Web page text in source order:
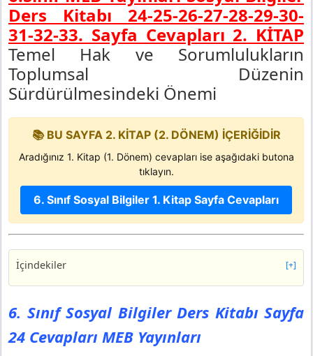
Ders Kitabı 24-25-26-27-28-29-30-
31-32-33. Sayfa Cevapları 2. KİTAP
Temel Hak ve Sorumlulukların
Toplumsal Düzenin
Sürdürülmesindeki Önemi
📚 BU SAYFA 2. KİTAP (2. DÖNEM) İÇERİĞİDİR
Aradığınız 1. Kitap (1. Dönem) cevapları ise aşağıdaki butona
tıklayın.
6. Sınıf Sosyal Bilgiler 1. Kitap Sayfa Cevapları
İçindekiler [+]
6. Sınıf Sosyal Bilgiler Ders Kitabı Sayfa 24 Cevapları
MEB Yayınları
Düşünelim
6. Sınıf Sosyal Bilgiler Ders Kitabı Sayfa 25 Cevapları
6. Sınıf Sosyal Bilgiler Ders Kitabı Sayfa
24 Cevapları MEB Yayınları